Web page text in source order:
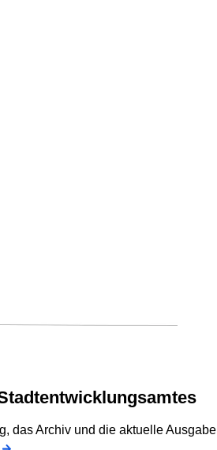
das Archiv und die aktuelle Ausgabe